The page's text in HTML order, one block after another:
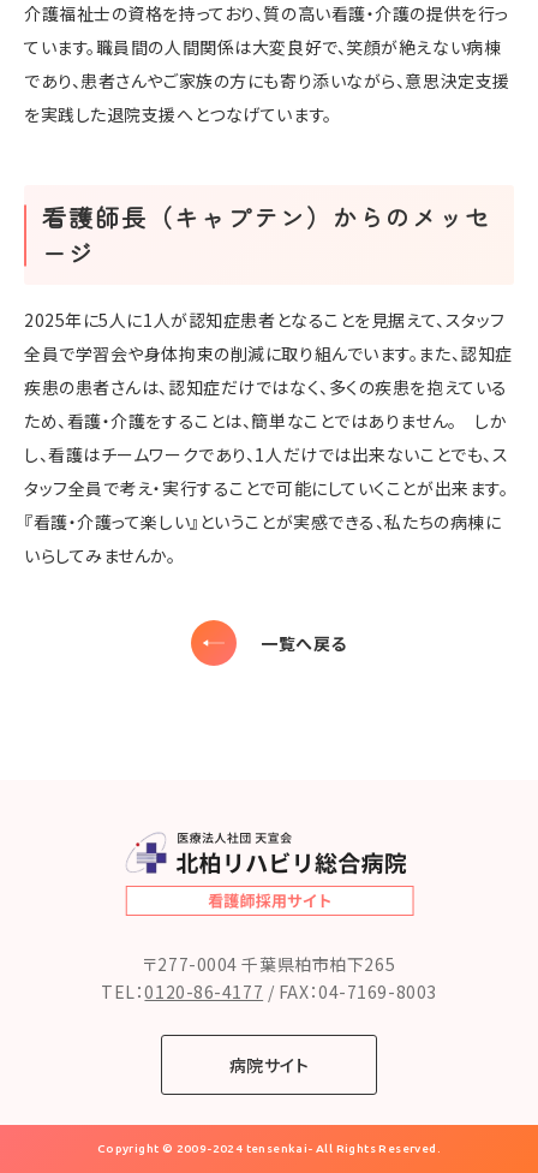
介護福祉士の資格を持っており、質の高い看護・介護の提供を行っ
ています。職員間の人間関係は大変良好で、笑顔が絶えない病棟
であり、患者さんやご家族の方にも寄り添いながら、意思決定支援
を実践した退院支援へとつなげています。
看護師長（キャプテン）からのメッセ
ージ
2025年に5人に1人が認知症患者となることを見据えて、スタッフ
全員で学習会や身体拘束の削減に取り組んでいます。また、認知症
疾患の患者さんは、認知症だけではなく、多くの疾患を抱えている
ため、看護・介護をすることは、簡単なことではありません。 しか
し、看護はチームワークであり、1人だけでは出来ないことでも、ス
タッフ全員で考え・実行することで可能にしていくことが出来ます。
『看護・介護って楽しい』ということが実感できる、私たちの病棟に
いらしてみませんか。
一覧へ戻る
〒277-0004 千葉県柏市柏下265
TEL：0120-86-4177 / FAX：04-7169-8003
病院サイト
Copyright © 2009-2024 tensenkai- All Rights Reserved.